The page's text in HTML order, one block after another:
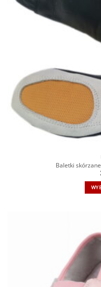
Baletki